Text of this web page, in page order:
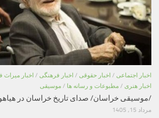
اخبار اجتماعی / اخبار حقوقی / اخبار فرهنگی / اخبار
اخبار هنری / مطبوعات و رسانه ها / موسیقی
/موسیقی خراسان/ صدای تاریخ خراسان در
مرداد 15, 1405